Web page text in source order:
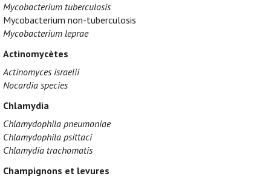
Mycobacterium tuberculosis
Mycobacterium non-tuberculosis
Mycobacterium leprae
Actinomycètes
Actinomyces israelii
Nocardia species
Chlamydia
Chlamydophila pneumoniae
Chlamydophila psittaci
Chlamydia trachomatis
Champignons et levures